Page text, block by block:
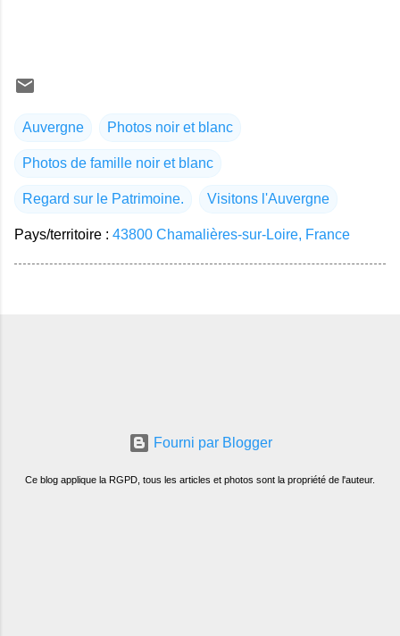
Auvergne Photos noir et blanc
Photos de famille noir et blanc
Regard sur le Patrimoine. Visitons l'Auvergne
Pays/territoire : 43800 Chamalières-sur-Loire, France
Fourni par Blogger
Ce blog applique la RGPD, tous les articles et photos sont la propriété de l'auteur.